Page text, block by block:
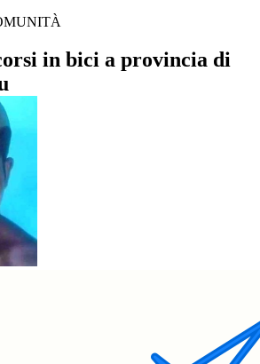
in bici a provincia di